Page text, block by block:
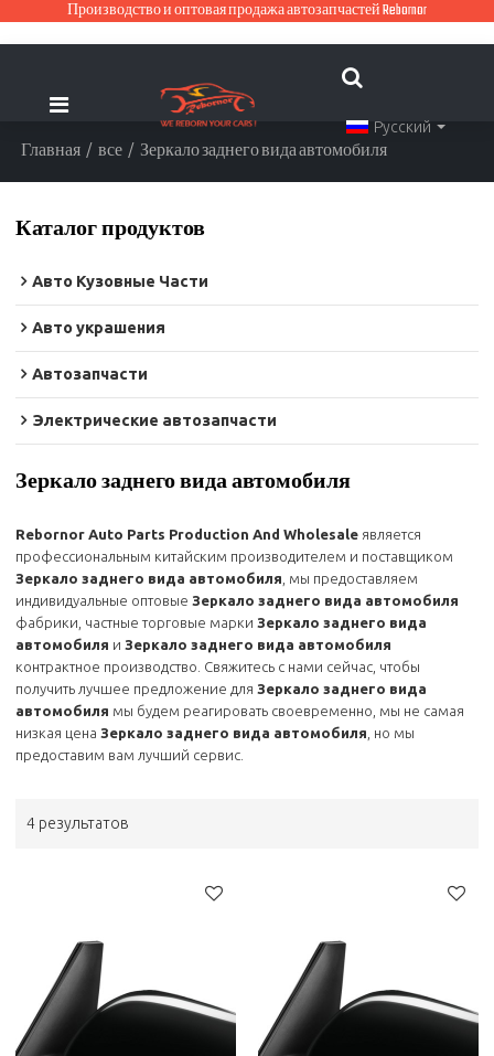
Производство и оптовая продажа автозапчастей Rebornor
Русский
Главная / все / Зеркало заднего вида автомобиля
Каталог продуктов
Авто Кузовные Части
Авто украшения
Автозапчасти
Электрические автозапчасти
Зеркало заднего вида автомобиля
Rebornor Auto Parts Production And Wholesale является
профессиональным китайским производителем и поставщиком
Зеркало заднего вида автомобиля , мы предоставляем
индивидуальные оптовыеЗеркало заднего вида автомобиля
фабрики, частные торговые маркиЗеркало заднего вида
автомобиля иЗеркало заднего вида автомобиля
контрактное производство. Свяжитесь с нами сейчас, чтобы
получить лучшее предложение дляЗеркало заднего вида
автомобиля мы будем реагировать своевременно, мы не самая
низкая ценаЗеркало заднего вида автомобиля , но мы
предоставим вам лучший сервис.
4 результатов